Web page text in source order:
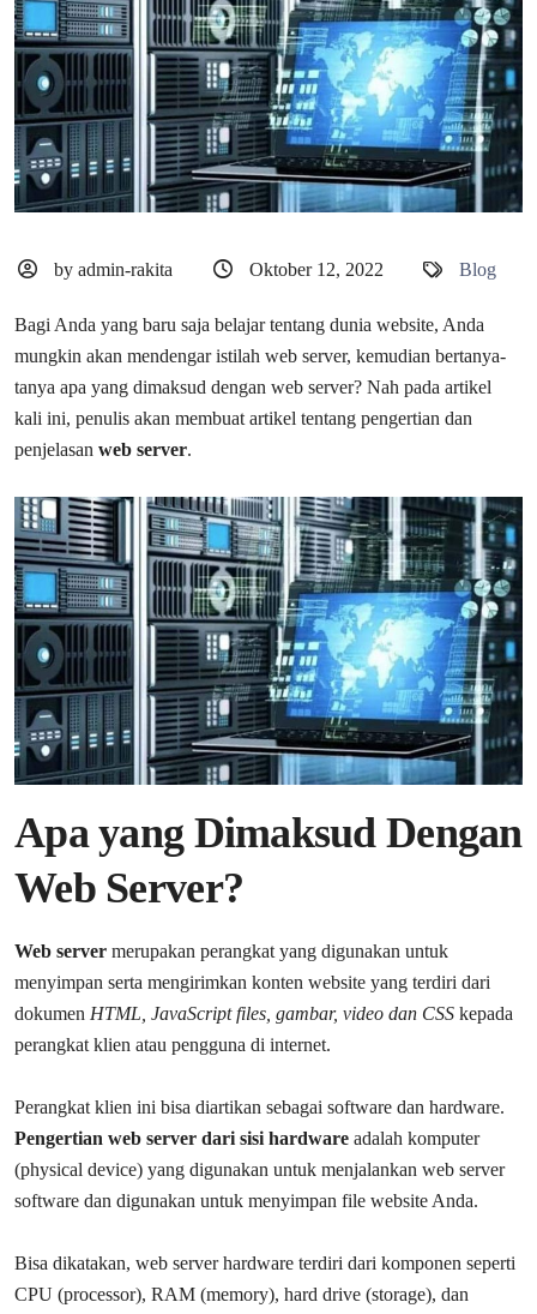
by admin-rakita Oktober 12, 2022 Blog
Bagi Anda yang baru saja belajar tentang dunia website, Anda
mungkin akan mendengar istilah web server, kemudian bertanya-
tanya apa yang dimaksud dengan web server? Nah pada artikel
kali ini, penulis akan membuat artikel tentang pengertian dan
penjelasan web server.
Apa yang Dimaksud Dengan
Web Server?
Web server merupakan perangkat yang digunakan untuk
menyimpan serta mengirimkan konten website yang terdiri dari
dokumen HTML, JavaScript files, gambar, video dan CSS kepada
perangkat klien atau pengguna di internet.
Perangkat klien ini bisa diartikan sebagai software dan hardware.
Pengertian web server dari sisi hardware adalah komputer
(physical device) yang digunakan untuk menjalankan web server
software dan digunakan untuk menyimpan file website Anda.
Bisa dikatakan, web server hardware terdiri dari komponen seperti
CPU (processor), RAM (memory), hard drive (storage), dan